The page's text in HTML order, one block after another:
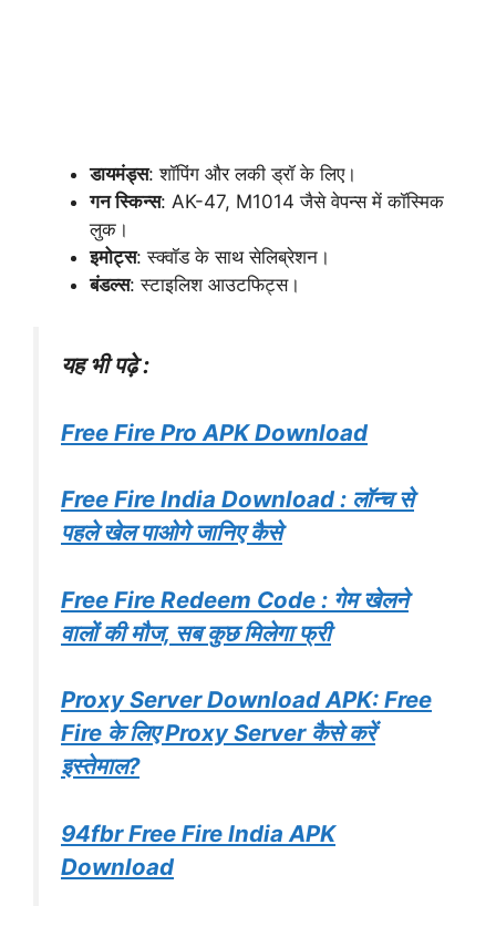
डायमंड्स: शॉपिंग और लकी ड्रॉ के लिए।
गन स्किन्स: AK-47, M1014 जैसे वेपन्स में कॉस्मिक
लुक।
इमोट्स: स्क्वॉड के साथ सेलिब्रेशन।
बंडल्स: स्टाइलिश आउटफिट्स।
यह भी पढ़े :
Free Fire Pro APK Download
Free Fire India Download : लॉन्च से
पहले खेल पाओगे जानिए कैसे
Free Fire Redeem Code : गेम खेलने
वालों की मौज, सब कुछ मिलेगा फ्री
Proxy Server Download APK: Free
Fire के लिए Proxy Server कैसे करें
इस्तेमाल?
94fbr Free Fire India APK
Download